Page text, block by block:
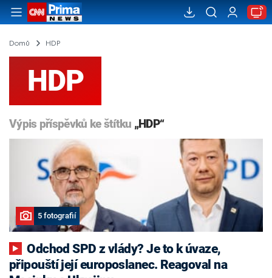
Domů HDP
HDP
Výpis příspěvků ke štítku „HDP“
5 fotografií
Odchod SPD z vlády? Je to k úvaze,
připouští její europoslanec. Reagoval na